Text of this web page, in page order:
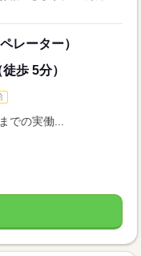
レーター）
歩 5分）
での実働...